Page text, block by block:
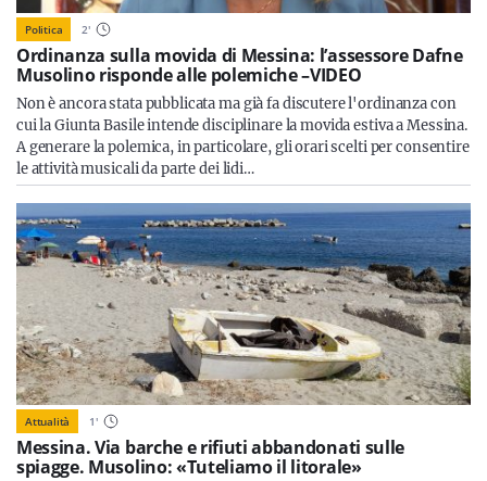
Politica 2'
Ordinanza sulla movida di Messina: l’assessore Dafne
Musolino risponde alle polemiche –VIDEO
Non è ancora stata pubblicata ma già fa discutere l'ordinanza con
cui la Giunta Basile intende disciplinare la movida estiva a Messina.
A generare la polemica, in particolare, gli orari scelti per consentire
le attività musicali da parte dei lidi…
Attualità 1'
Messina. Via barche e rifiuti abbandonati sulle
spiagge. Musolino: «Tuteliamo il litorale»